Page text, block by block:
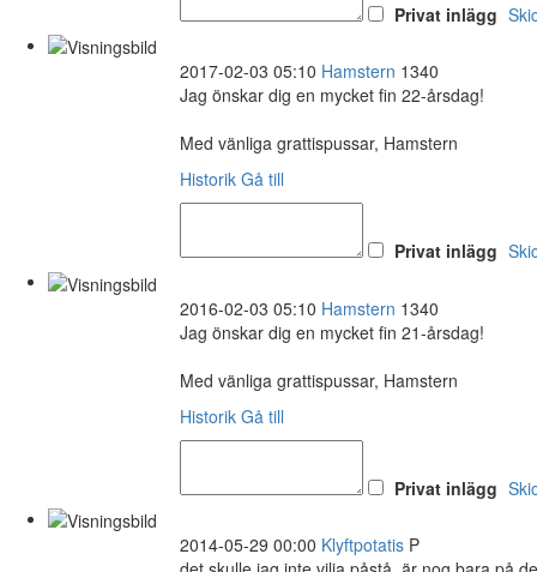
Privat inlägg
2017-02-03 05:10 Hamstern 1340
Jag önskar dig en mycket fin 22-årsdag!
Med vänliga grattispussar, Hamstern
Historik Gå till
Privat inlägg
2016-02-03 05:10 Hamstern 1340
Jag önskar dig en mycket fin 21-årsdag!
Med vänliga grattispussar, Hamstern
Historik Gå till
Privat inlägg
2014-05-29 00:00 Klyftpotatis P